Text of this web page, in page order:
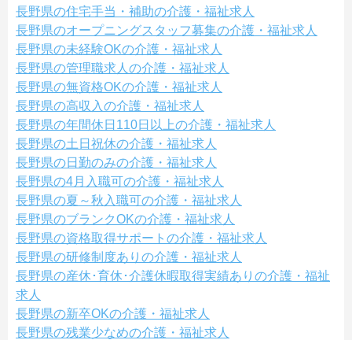
長野県の住宅手当・補助の介護・福祉求人
長野県のオープニングスタッフ募集の介護・福祉求人
長野県の未経験OKの介護・福祉求人
長野県の管理職求人の介護・福祉求人
長野県の無資格OKの介護・福祉求人
長野県の高収入の介護・福祉求人
長野県の年間休日110日以上の介護・福祉求人
長野県の土日祝休の介護・福祉求人
長野県の日勤のみの介護・福祉求人
長野県の4月入職可の介護・福祉求人
長野県の夏～秋入職可の介護・福祉求人
長野県のブランクOKの介護・福祉求人
長野県の資格取得サポートの介護・福祉求人
長野県の研修制度ありの介護・福祉求人
長野県の産休･育休･介護休暇取得実績ありの介護・福祉
求人
長野県の新卒OKの介護・福祉求人
長野県の残業少なめの介護・福祉求人